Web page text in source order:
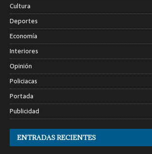
Cultura
Deportes
Economía
Interiores
Opinión
Policiacas
Portada
Publicidad
ENTRADAS RECIENTES